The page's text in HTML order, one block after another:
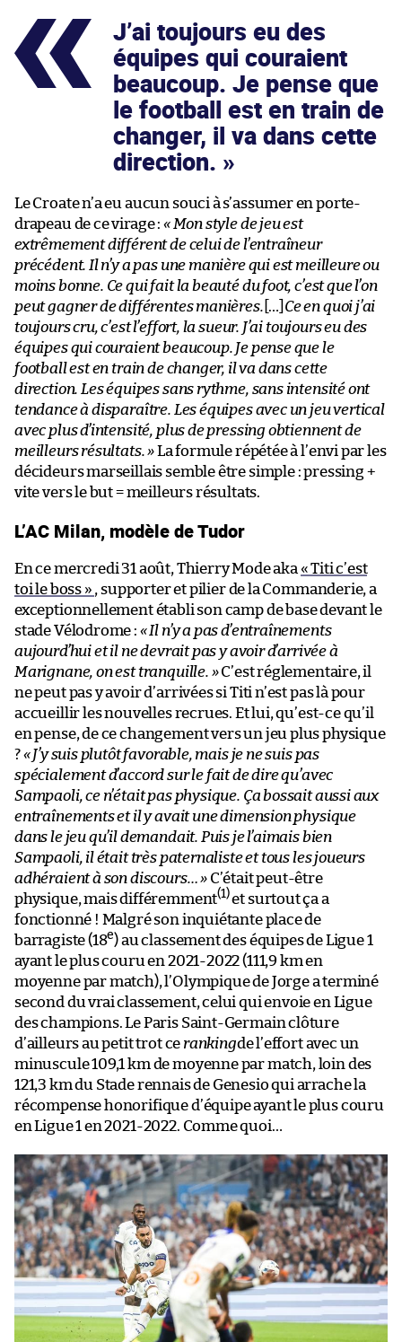
J’ai toujours eu des
équipes qui couraient
beaucoup. Je pense que
le football est en train de
changer, il va dans cette
direction.
Le Croate n’a eu aucun souci à s’assumer en porte-
drapeau de ce virage : « Mon style de jeu est
extrêmement différent de celui de l’entraîneur
précédent. Il n’y a pas une manière qui est meilleure ou
moins bonne. Ce qui fait la beauté du foot, c’est que l’on
peut gagner de différentes manières. […] Ce en quoi j’ai
toujours cru, c’est l’effort, la sueur. J’ai toujours eu des
équipes qui couraient beaucoup. Je pense que le
football est en train de changer, il va dans cette
direction. Les équipes sans rythme, sans intensité ont
tendance à disparaître. Les équipes avec un jeu vertical
avec plus d’intensité, plus de pressing obtiennent de
meilleurs résultats. »La formule répétée à l’envi par les
décideurs marseillais semble être simple : pressing +
vite vers le but = meilleurs résultats.
L’AC Milan, modèle de Tudor
En ce mercredi 31 août, Thierry Mode aka « Titi c’est
toi le boss » , supporter et pilier de la Commanderie, a
exceptionnellement établi son camp de base devant le
stade Vélodrome : « Il n’y a pas d’entraînements
aujourd’hui et il ne devrait pas y avoir d’arrivée à
Marignane, on est tranquille. »C’est réglementaire, il
ne peut pas y avoir d’arrivées si Titi n’est pas là pour
accueillir les nouvelles recrues. Et lui, qu’est-ce qu’il
en pense, de ce changement vers un jeu plus physique
?« J’y suis plutôt favorable, mais je ne suis pas
spécialement d’accord sur le fait de dire qu’avec
Sampaoli, ce n’était pas physique. Ça bossait aussi aux
entraînements et il y avait une dimension physique
dans le jeu qu’il demandait. Puis je l’aimais bien
Sampaoli, il était très paternaliste et tous les joueurs
adhéraient à son discours… »C’était peut-être
physique, mais différemment(1)et surtout ça a
fonctionné ! Malgré son inquiétante place de
barragiste (18e) au classement des équipes de Ligue 1
ayant le plus couru en 2021-2022 (111,9 km en
moyenne par match), l’Olympique de Jorge a terminé
second du vrai classement, celui qui envoie en Ligue
des champions. Le Paris Saint-Germain clôture
d’ailleurs au petit trot ce rankingde l’effort avec un
minuscule 109,1 km de moyenne par match, loin des
121,3 km du Stade rennais de Genesio qui arrache la
récompense honorifique d’équipe ayant le plus couru
en Ligue 1 en 2021-2022. Comme quoi…